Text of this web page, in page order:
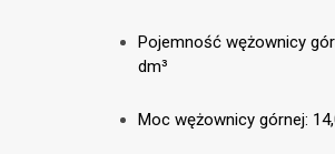
Pojemność wężownicy
dm³
Moc wężownicy górnej: